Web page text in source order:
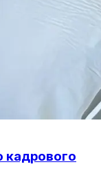
кадрового